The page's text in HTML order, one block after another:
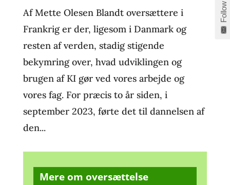
Af Mette Olesen Blandt oversættere i
Frankrig er der, ligesom i Danmark og
resten af verden, stadig stigende
bekymring over, hvad udviklingen og
brugen af KI gør ved vores arbejde og
vores fag. For præcis to år siden, i
september 2023, førte det til dannelsen af
den...
Mere om oversættelse
Follow